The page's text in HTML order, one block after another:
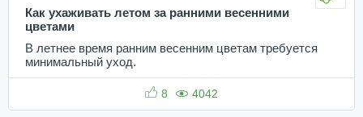
Как ухаживать летом за ранними весенними
цветами
В летнее время ранним весенним цветам требуется
минимальный уход.
8 4042